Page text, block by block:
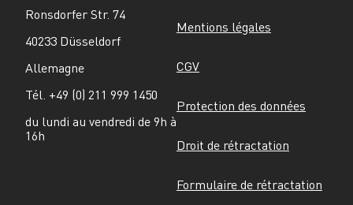
Ronsdorfer Str. 74
40233 Düsseldorf
Allemagne
Tél. +49 (0) 211 999 1450
du lundi au vendredi de 9h à
16h
Mentions légales
CGV
Protection des données
Droit de rétractation
Formulaire de rétractation